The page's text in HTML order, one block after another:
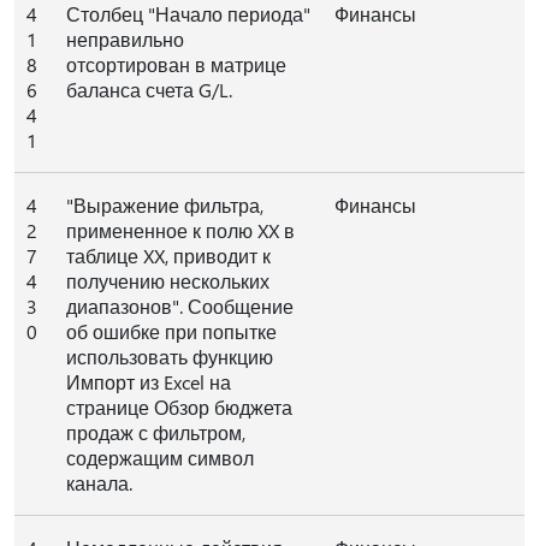
4
1
8
6
4
1
Столбец "Начало периода"
неправильно
отсортирован в матрице
баланса счета G/L.
Финансы
4
2
7
4
3
0
"Выражение фильтра,
примененное к полю XX в
таблице XX, приводит к
получению нескольких
диапазонов". Сообщение
об ошибке при попытке
использовать функцию
Импорт из Excel на
странице Обзор бюджета
продаж с фильтром,
содержащим символ
канала.
Финансы